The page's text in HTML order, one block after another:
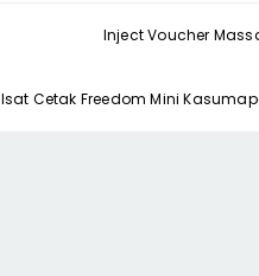
Inject Voucher
Isat Cetak Freedom Mini